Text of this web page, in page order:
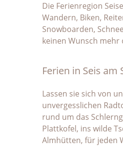
Die Ferienregion
Wandern, Biken,
Snowboarden,
keinen Wunsch mehr
Ferien in Seis
Lassen sie sich von
unvergesslichen
rund um das
Plattkofel, ins wilde
Almhütten, für jeden